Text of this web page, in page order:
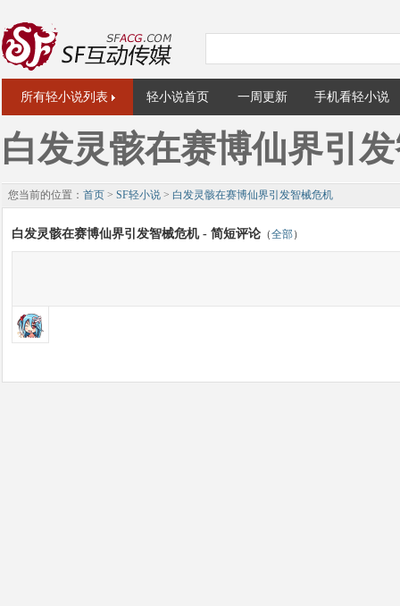
所有轻小说列表 轻小说首页 一周更新 手机看轻小说
白发灵骸在赛博仙界引
您当前的位置： 首页 > SF轻小说 > 白发灵骸在赛博仙界引发智械危机
白发灵骸在赛博仙界引发智械危机 - 简短评论 （全部）